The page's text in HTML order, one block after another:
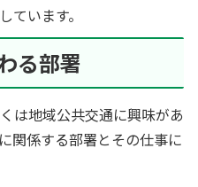
ています。
る部署
は地域公共交通に興味があ
関係する部署とその仕事に